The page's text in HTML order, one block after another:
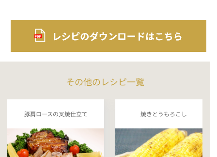
その他のレシピ一覧
豚肩ロースの叉焼仕立て 焼きとうもろこし